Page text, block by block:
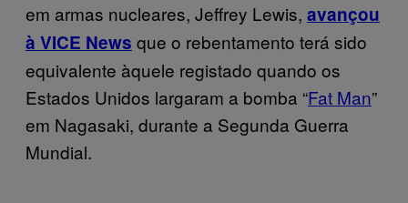
em armas nucleares, Jeffrey Lewis, avançou
à VICE News que o rebentamento terá sido
equivalente àquele registado quando os
Estados Unidos largaram a bomba “Fat Man”
em Nagasaki, durante a Segunda Guerra
Mundial.